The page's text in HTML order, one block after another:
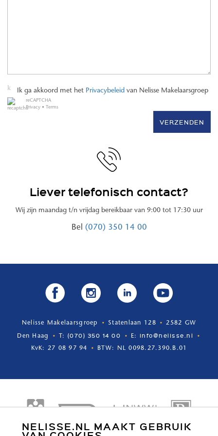
NELISSE.NL MAAKT GEBRUIK
Ik ga akkoord met het Privacybeleid van Nelisse Makelaarsgroep
reCAPTCHA
Privacy • Terms
VERZENDEN
Liever telefonisch contact?
Wij zijn maandag t/n vrijdag bereikbaar van 9:00 tot 17:30 uur
Bel (070) 350 14 00
Nelisse Makelaarsgroep Statenlaan 128 2582 GW
Den Haag T: (070) 350 14 00 E: info@nelisse.nl
KvK: 27 08 97 94 BTW: NL 0098.27.390.B.01